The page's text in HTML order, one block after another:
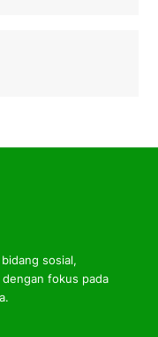
sosial,
fokus pada